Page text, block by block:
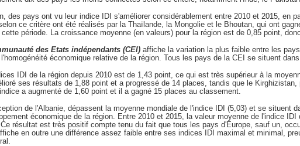
des pays ont vu leur indice IDI s'améliorer considérablement entre 2010 et 2015, en
ce critère ont été réalisés par la Thaïlande, la Mongolie et le Bhoutan, qui ont
période. La croissance moyenne (en valeurs) pour la région est de 0,85 point,
des Etats indépendants (CEI)affiche la variation la plus faible entre les
économique relative de la région. Tous les pays de la CEI se situent
IDI de la région depuis 2010 est de 1,43 point, ce qui est très supérieur à la
ses résultats de 1,88 point et a progressé de 14 places, tandis que le
a augmenté de 1,60 point et il a gagné 15 places au classement.
de l'Albanie, dépassent la moyenne mondiale de l'indice IDI (5,03) et se situent
économique de la région. Entre 2010 et 2015, la valeur moyenne de l'indice
résultat est très positif compte tenu du fait que tous les pays d'Europe, sauf un,
en outre une différence assez faible entre ses indices IDI maximal et minimal,